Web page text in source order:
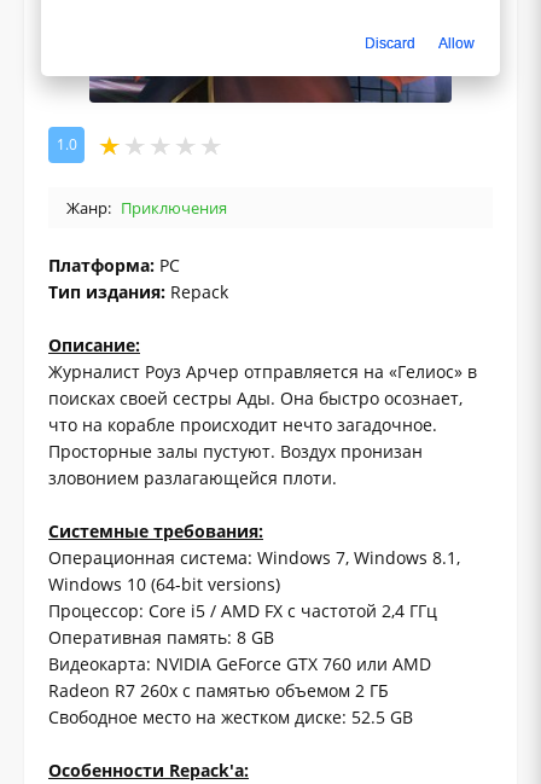
1.0
Жанр: Приключения
Платформа: PC
Тип издания: Repack
Описание:
Журналист Роуз Арчер отправляется на «Гелиос» в
поисках своей сестры Ады. Она быстро осознает,
что на корабле происходит нечто загадочное.
Просторные залы пустуют. Воздух пронизан
зловонием разлагающейся плоти.
Системные требования:
Операционная система: Windows 7, Windows 8.1,
Windows 10 (64-bit versions)
Процессор: Core i5 / AMD FX с частотой 2,4 ГГц
Оперативная память: 8 GB
Видеокарта: NVIDIA GeForce GTX 760 или AMD
Radeon R7 260x с памятью объемом 2 ГБ
Свободное место на жестком диске: 52.5 GB
Особенности Repack'a:
Discard Allow